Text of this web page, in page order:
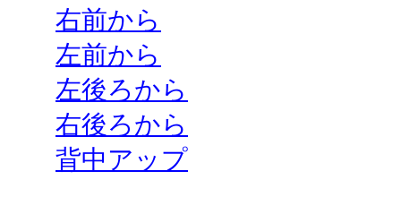
右前から
左前から
左後ろから
右後ろから
背中アップ